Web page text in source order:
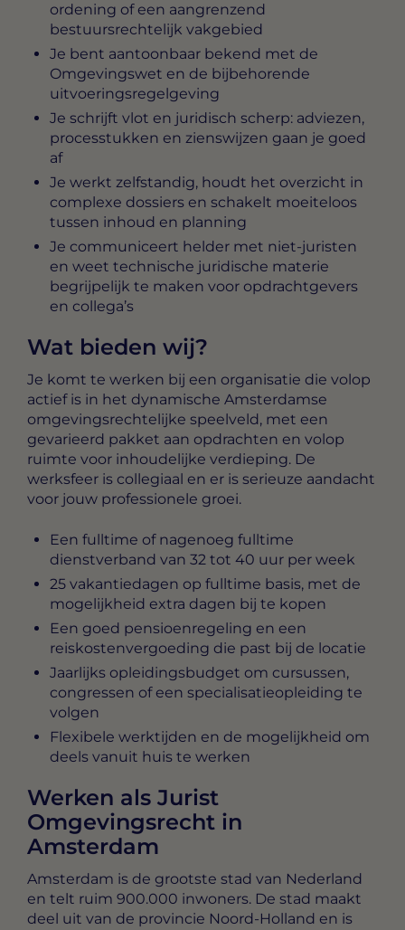
ordening of een aangrenzend
bestuursrechtelijk vakgebied
Je bent aantoonbaar bekend met de
Omgevingswet en de bijbehorende
uitvoeringsregelgeving
Je schrijft vlot en juridisch scherp: adviezen,
processtukken en zienswijzen gaan je goed
af
Je werkt zelfstandig, houdt het overzicht in
complexe dossiers en schakelt moeiteloos
tussen inhoud en planning
Je communiceert helder met niet-juristen
en weet technische juridische materie
begrijpelijk te maken voor opdrachtgevers
en collega’s
Wat bieden wij?
Je komt te werken bij een organisatie die volop
actief is in het dynamische Amsterdamse
omgevingsrechtelijke speelveld, met een
gevarieerd pakket aan opdrachten en volop
ruimte voor inhoudelijke verdieping. De
werksfeer is collegiaal en er is serieuze aandacht
voor jouw professionele groei.
Een fulltime of nagenoeg fulltime
dienstverband van 32 tot 40 uur per week
25 vakantiedagen op fulltime basis, met de
mogelijkheid extra dagen bij te kopen
Een goed pensioenregeling en een
reiskostenvergoeding die past bij de locatie
Jaarlijks opleidingsbudget om cursussen,
congressen of een specialisatieopleiding te
volgen
Flexibele werktijden en de mogelijkheid om
deels vanuit huis te werken
Werken als Jurist
Omgevingsrecht in
Amsterdam
Amsterdam is de grootste stad van Nederland
en telt ruim 900.000 inwoners. De stad maakt
deel uit van de provincie Noord-Holland en is